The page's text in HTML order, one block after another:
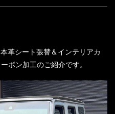
革シート張替＆インテリアカ
ボン加工のご紹介です。